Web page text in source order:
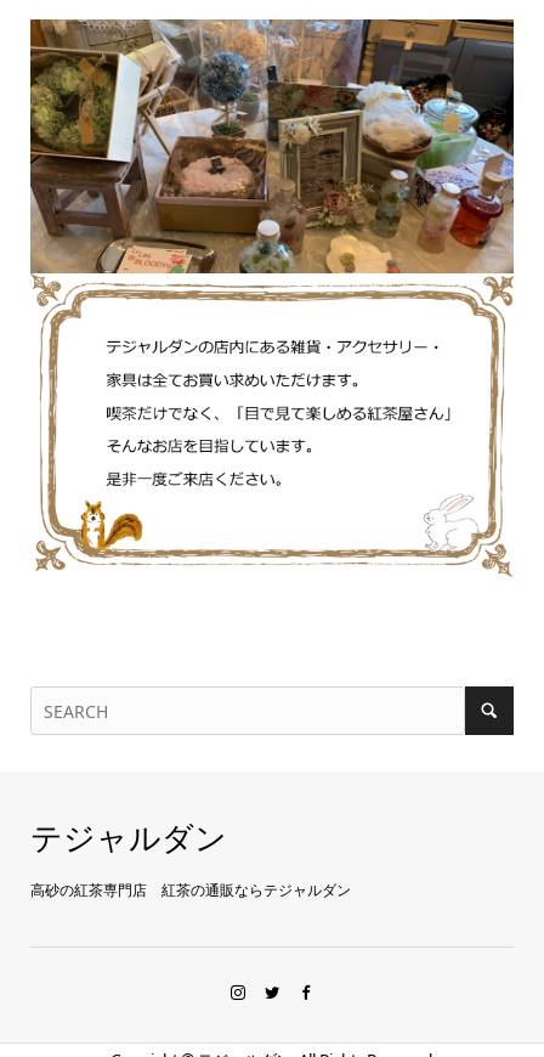
テジャルダン
高砂の紅茶専門店 紅茶の通販ならテジャルダン